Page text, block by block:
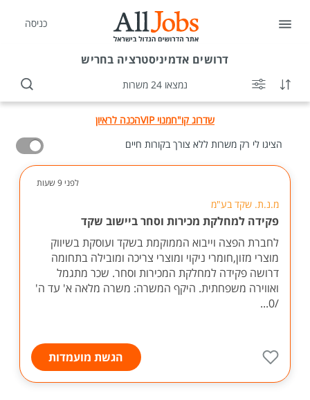
כניסה
דרושים אדמיניסטרציה בחריש
נמצאו 24 משרות
שדרוג קו"חמנוי VIP
הכנה לראיון
הציגו לי רק משרות ללא צורך בקורות חיים
לפני 9 שעות
מ.נ.ת. שקד בע"מ
פקידה למחלקת מכירות וסחר ביישוב שקד
לחברת הפצה וייבוא הממוקמת בשקד ועוסקת בשיווק
מוצרי מזון,חומרי ניקוי ומוצרי צריכה ומובילה בתחומה
דרושה פקידה למחלקת המכירות וסחר. שכר מתגמל
ואווירה משפחתית. היקף המשרה: משרה מלאה א' עד ה'
/0...
הגשת מועמדות